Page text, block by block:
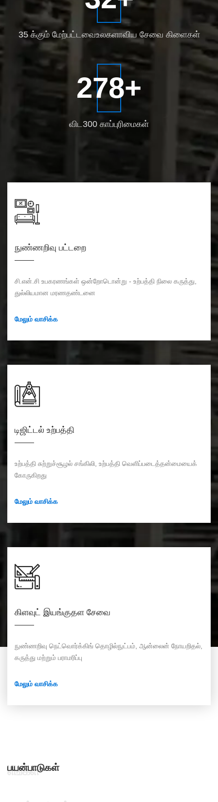
35 க்கும் மேற்பட்டவைஉலகளாவிய சேவை கிளைகள்
300+
விட 300 காப்புரிமைகள்
நுண்ணறிவு பட்டறை
சி.என்.சி உபகரணங்கள் ஒன்றோடொன்று - உற்பத்தி நிலை கருத்து,
துல்லியமான மரணதண்டனை
மேலும் வாசிக்க
டிஜிட்டல் உற்பத்தி
உற்பத்தி சுற்றுச்சூழல் சங்கிலி, உற்பத்தி வெளிப்படைத்தன்மையைக்
கோருகிறது
மேலும் வாசிக்க
கிளவுட் இயங்குதள சேவை
நுண்ணறிவு நெட்வொர்க்கிங் தொழில்நுட்பம், ஆன்லைன் நோயறிதல்,
கருத்து மற்றும் பராமரிப்பு
மேலும் வாசிக்க
எங்கள்
பயன்பாடுகள்